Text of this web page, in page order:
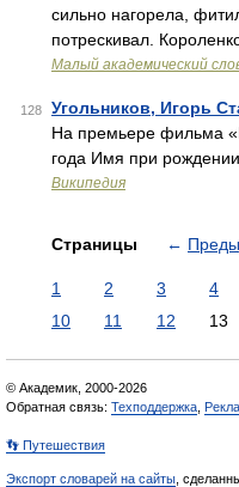
сильно нагорела,
потрескивал.
Малый академический
128 Угольников, Игорь
На премьере фильма
года Имя при
Википедия
Страницы ←
1 2 3 4
10
11 12 13
© Академик, 2000-2026
Обратная связь: Техподдержка
👣 Путешествия
Экспорт словарей на сайты ,